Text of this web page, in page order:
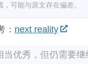
可能与原文存在偏差。
： next reality
当优秀，但仍需要继